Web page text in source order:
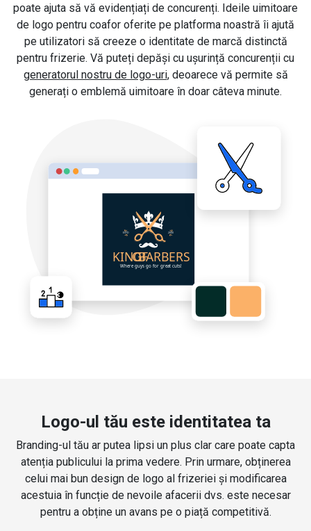
poate ajuta să vă evidențiați de concurenți. Ideile uimitoare
de logo pentru coafor oferite pe platforma noastră îi ajută
pe utilizatori să creeze o identitate de marcă distinctă
pentru frizerie. Vă puteți depăși cu ușurință concurenții cu
generatorul nostru de logo-uri, deoarece vă permite să
generați o emblemă uimitoare în doar câteva minute.
Logo-ul tău este identitatea ta
Branding-ul tău ar putea lipsi un plus clar care poate capta
atenția publicului la prima vedere. Prin urmare, obținerea
celui mai bun design de logo al frizeriei și modificarea
acestuia în funcție de nevoile afacerii dvs. este necesar
pentru a obține un avans pe o piață competitivă.